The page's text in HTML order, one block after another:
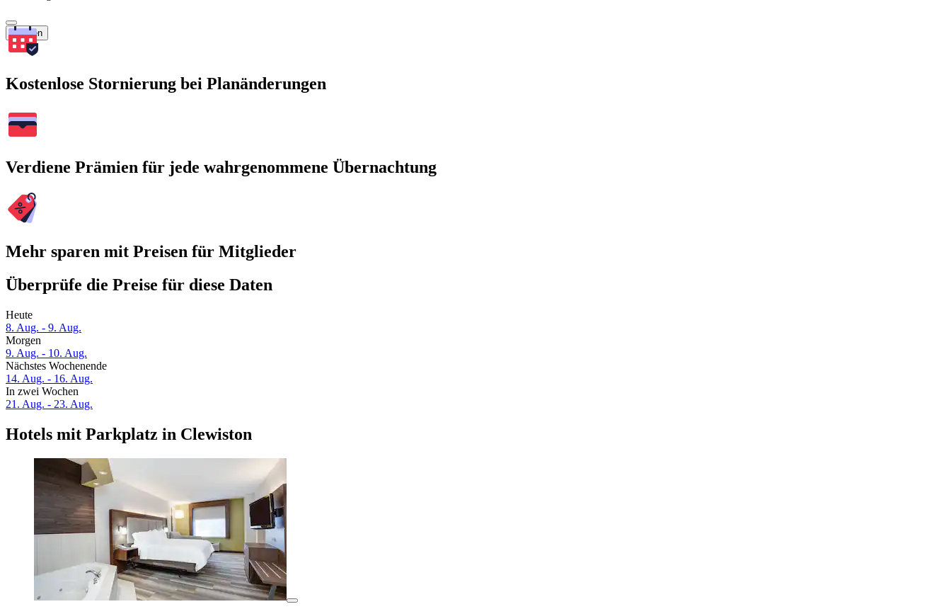
Suchen
Kostenlose Stornierung bei Planänderungen
Verdiene Prämien für jede wahrgenommene Übernachtung
Mehr sparen mit Preisen für Mitglieder
Überprüfe die Preise für diese Daten
Heute
8. Aug. - 9. Aug.
Morgen
9. Aug. - 10. Aug.
Nächstes Wochenende
14. Aug. - 16. Aug.
In zwei Wochen
21. Aug. - 23. Aug.
Hotels mit Parkplatz in Clewiston